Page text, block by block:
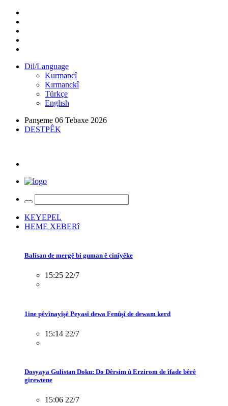
Dil/Language
Kurmancî
Kırmanckî
Türkçe
Englısh
Panşeme 06 Tebaxe 2026
DESTPÊK
KEYEPEL
HEME XEBERî
Balîsan de mergê bi guman ê cinîyêke
15:25 22/7
1ine pêvînayîşê Peyasî dewa Fenûşî de dewam kerd
15:14 22/7
Dosyaya Gulistan Doku: Do Dêrsim û Erzirom de îfade bêrê
girewtene
15:06 22/7